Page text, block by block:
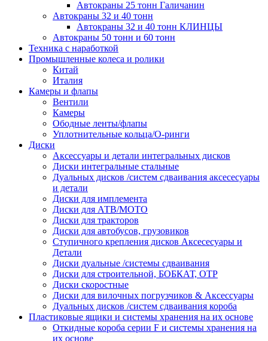
Автокраны 25 тонн Галичанин
Автокраны 32 и 40 тонн
Автокраны 32 и 40 тонн КЛИНЦЫ
Автокраны 50 тонн и 60 тонн
Техника с наработкой
Промышленные колеса и ролики
Китай
Италия
Камеры и флапы
Вентили
Камеры
Ободные ленты/флапы
Уплотнительные кольца/О-ринги
Диски
Аксессуары и детали интегральных дисков
Диски интегральные стальные
Дуальных дисков /систем сдваивания аксесесуары
и детали
Диски для имплемента
Диски для АТВ/МОТО
Диски для тракторов
Диски для автобусов, грузовиков
Ступичного крепления дисков Аксесесуары и
Детали
Диски дуальные /системы сдваивания
Диски для строительной, БОБКАТ, ОТР
Диски скоростные
Диски для вилочных погрузчиков & Аксессуары
Дуальных дисков /систем сдваивания короба
Пластиковые ящики и системы хранения на их основе
Откидные короба серии F и системы хранения на
их основе